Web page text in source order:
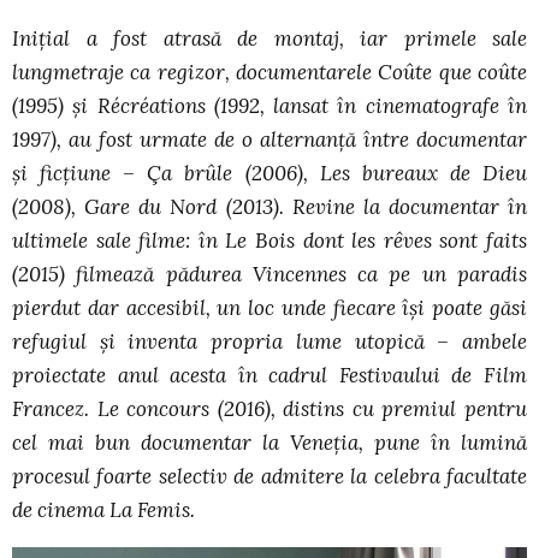
Inițial a fost atrasă de montaj, iar primele sale
lungmetraje ca regizor, documentarele Coûte que coûte
(1995) și Récréations (1992, lansat în cinematografe în
1997), au fost urmate de o alternanță între documentar
și ficțiune – Ça brûle (2006), Les bureaux de Dieu
(2008), Gare du Nord (2013). Revine la documentar în
ultimele sale filme: în Le Bois dont les rêves sont faits
(2015) filmează pădurea Vincennes ca pe un paradis
pierdut dar accesibil, un loc unde fiecare își poate găsi
refugiul și inventa propria lume utopică – ambele
proiectate anul acesta în cadrul Festivaului de Film
Francez. Le concours (2016), distins cu premiul pentru
cel mai bun documentar la Veneția, pune în lumină
procesul foarte selectiv de admitere la celebra facultate
de cinema La Femis.